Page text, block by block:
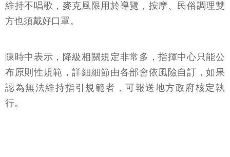
維持不唱歌，麥克風限用於導覽，按摩、民俗調理雙
方也須戴好口罩。
陳時中表示，降級相關規定非常多，指揮中心只能公
布原則性規範，詳細細節由各部會依風險自訂，如果
認為無法維持指引規範者，可報送地方政府核定執
行。